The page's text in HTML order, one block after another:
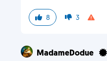
8 3
MadameDodue